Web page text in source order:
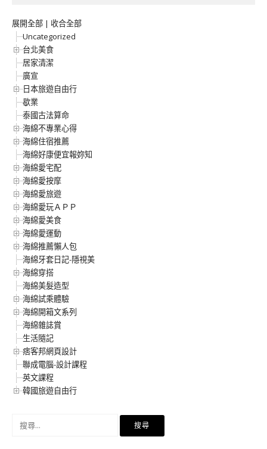
展開全部 | 收合全部
Uncategorized
台北美食
居家清潔
廣宣
日本旅遊自由行
歇業
泰國古法算命
海綿不專業心得
海綿住宿推薦
海綿好康便宜報妳知
海綿愛宅配
海綿愛按摩
海綿愛旅遊
海綿愛玩ＡＰＰ
海綿愛美食
海綿愛運動
海綿推薦懶人包
海綿牙套日記-隱視美
海綿穿搭
海綿美髮造型
海綿試乘體驗
海綿開箱文系列
海綿雜誌賞
生活隨記
痞客邦網頁設計
聯成電腦-設計課程
英文課程
韓國旅遊自由行